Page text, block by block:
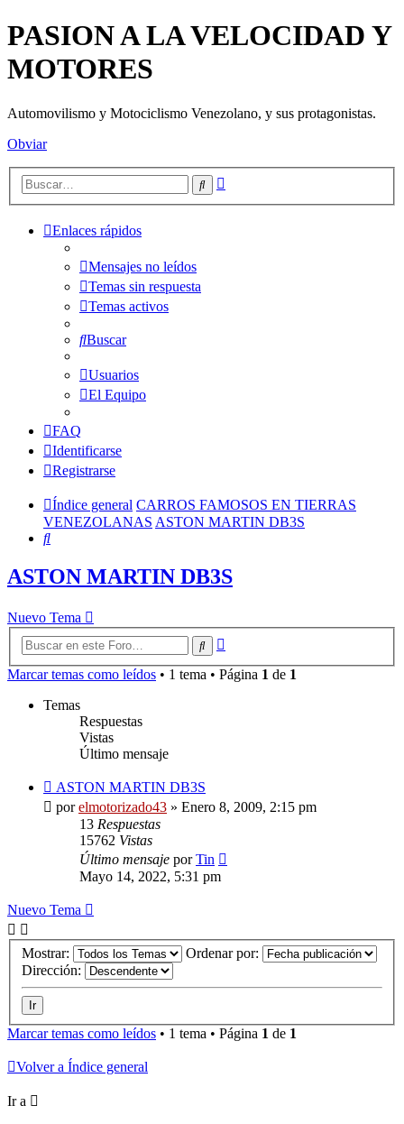
PASION A LA VELOCIDAD Y
MOTORES
Automovilismo y Motociclismo Venezolano, y sus protagonistas.
Obviar
Buscar
Enlaces rápidos
Mensajes no leídos
Temas sin respuesta
Temas activos
Buscar
Usuarios
El Equipo
FAQ
Identificarse
Registrarse
Índice general CARROS FAMOSOS EN TIERRAS
VENEZOLANAS ASTON MARTIN DB3S
Buscar
ASTON MARTIN DB3S
Nuevo Tema
Buscar
Marcar temas como leídos • 1 tema • Página 1 de 1
Temas
Respuestas
Vistas
Último mensaje
ASTON MARTIN DB3S
porelmotorizado43 » Enero 8, 2009, 2:15 pm
13 Respuestas
15762 Vistas
Último mensaje porTin
Mayo 14, 2022, 5:31 pm
Nuevo Tema
Mostrar:
Ordenar por:
Dirección:
Marcar temas como leídos • 1 tema • Página 1 de 1
Volver a Índice general
Ir a